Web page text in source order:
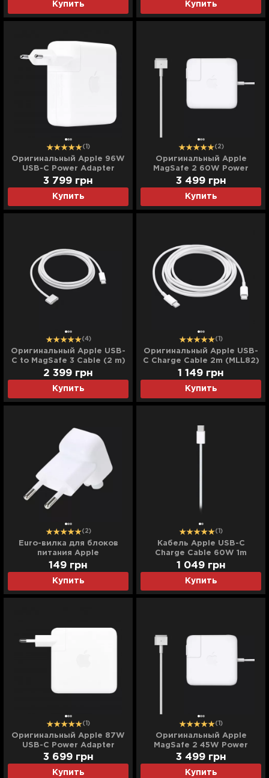
Купить Купить
(1)
Оригинальный Apple 96W
USB-C Power Adapter
(MX0J2)
Купить
3 799 грн
(2)
Оригинальный Apple
MagSafe 2 60W Power
Adapter (MD565)
Купить
3 499 грн
(4)
Оригинальный Apple USB-
C to MagSafe 3 Cable (2 m)
(MLYV3) (White)
Купить
2 399 грн
(1)
Оригинальный Apple USB-
C Charge Cable 2m (MLL82)
Купить
1 149 грн
(2)
Euro-вилка для блоков
питания Apple
Купить
149 грн
(1)
Кабель Apple USB-C
Charge Cable 60W 1m
White (MQKJ3)
Купить
1 049 грн
(1)
Оригинальный Apple 87W
USB-C Power Adapter
(MNF82)
Купить
3 699 грн
(1)
Оригинальный Apple
MagSafe 2 45W Power
Adapter (MD592)
Купить
3 499 грн